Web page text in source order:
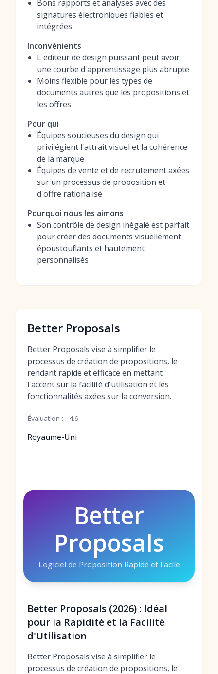
Bons rapports et analyses avec des
signatures électroniques fiables et
intégrées
Inconvénients
L'éditeur de design puissant peut avoir
une courbe d'apprentissage plus abrupte
Moins flexible pour les types de
documents autres que les propositions et
les offres
Pour qui
Équipes soucieuses du design qui
privilégient l'attrait visuel et la cohérence
de la marque
Équipes de vente et de recrutement axées
sur un processus de proposition et
d'offre rationalisé
Pourquoi nous les aimons
Son contrôle de design inégalé est parfait
pour créer des documents visuellement
époustouflants et hautement
personnalisés
Better Proposals
Better Proposals vise à simplifier le
processus de création de propositions, le
rendant rapide et efficace en mettant
l'accent sur la facilité d'utilisation et les
fonctionnalités axées sur la conversion.
Évaluation : 4.6
Royaume-Uni
Better
Proposals
Logiciel de Proposition Rapide et Facile
Better Proposals (2026) : Idéal
pour la Rapidité et la Facilité
d'Utilisation
Better Proposals vise à simplifier le
processus de création de propositions, le